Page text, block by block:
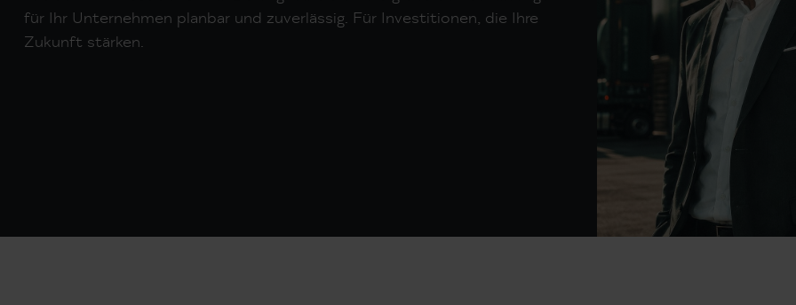
für Ihr Unternehmen planbar und zuverlässig. Für Investitionen, die Ihre
Zukunft stärken.